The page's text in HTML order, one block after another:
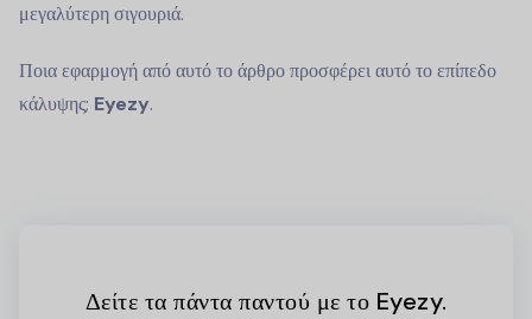
μεγαλύτερη σιγουριά.
Ποια εφαρμογή από αυτό το άρθρο προσφέρει αυτό το επίπεδο
κάλυψης; Eyezy.
Δείτε τα πάντα παντού με το Eyezy.